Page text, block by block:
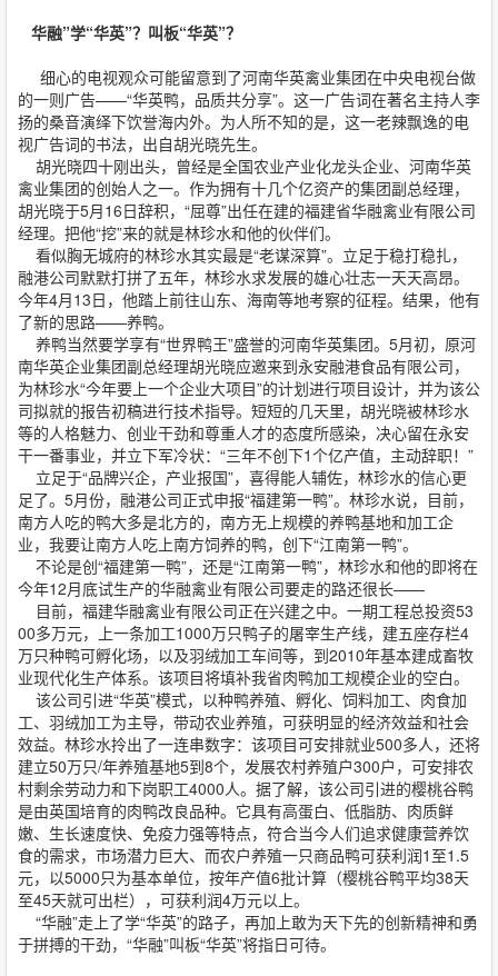
华融”学“华英”？叫板“华英”？
细心的电视观众可能留意到了河南华英禽业集团在中央电视台做
的一则广告——“华英鸭，品质共分享”。这一广告词在著名主持人李
扬的桑音演绎下饮誉海内外。为人所不知的是，这一老辣飘逸的电
视广告词的书法，出自胡光晓先生。
胡光晓四十刚出头，曾经是全国农业产业化龙头企业、河南华英
禽业集团的创始人之一。作为拥有十几个亿资产的集团副总经理，
胡光晓于5月16日辞积，“屈尊”出任在建的福建省华融禽业有限公司
经理。把他“挖”来的就是林珍水和他的伙伴们。
看似胸无城府的林珍水其实最是“老谋深算”。立足于稳打稳扎，
融港公司默默打拼了五年，林珍水求发展的雄心壮志一天天高昂。
今年4月13日，他踏上前往山东、海南等地考察的征程。结果，他有
了新的思路——养鸭。
养鸭当然要学享有“世界鸭王”盛誉的河南华英集团。5月初，原河
南华英企业集团副总经理胡光晓应邀来到永安融港食品有限公司，
为林珍水“今年要上一个企业大项目”的计划进行项目设计，并为该公
司拟就的报告初稿进行技术指导。短短的几天里，胡光晓被林珍水
等的人格魅力、创业干劲和尊重人才的态度所感染，决心留在永安
干一番事业，并立下军冷状：“三年不创下1个亿产值，主动辞职！”
立足于“品牌兴企，产业报国”，喜得能人辅佐，林珍水的信心更
足了。5月份，融港公司正式申报“福建第一鸭”。林珍水说，目前，
南方人吃的鸭大多是北方的，南方无上规模的养鸭基地和加工企
业，我要让南方人吃上南方饲养的鸭，创下“江南第一鸭”。
不论是创“福建第一鸭”，还是“江南第一鸭”，林珍水和他的即将在
今年12月底试生产的华融禽业有限公司要走的路还很长——
目前，福建华融禽业有限公司正在兴建之中。一期工程总投资53
00多万元，上一条加工1000万只鸭子的屠宰生产线，建五座存栏4
万只种鸭可孵化场，以及羽绒加工车间等，到2010年基本建成畜牧
业现代化生产体系。该项目将填补我省肉鸭加工规模企业的空白。
该公司引进“华英”模式，以种鸭养殖、孵化、饲料加工、肉食加
工、羽绒加工为主导，带动农业养殖，可获明显的经济效益和社会
效益。林珍水拎出了一连串数字：该项目可安排就业500多人，还将
建立50万只/年养殖基地5到8个，发展农村养殖户300户，可安排农
村剩余劳动力和下岗职工4000人。据了解，该公司引进的樱桃谷鸭
是由英国培育的肉鸭改良品种。它具有高蛋白、低脂肪、肉质鲜
嫩、生长速度快、免疫力强等特点，符合当今人们追求健康营养饮
食的需求，市场潜力巨大、而农户养殖一只商品鸭可获利润1至1.5
元，以5000只为基本单位，按年产值6批计算（樱桃谷鸭平均38天
至45天就可出栏），可获利润4万元以上。
“华融”走上了学“华英”的路子，再加上敢为天下先的创新精神和勇
于拼搏的干劲，“华融”叫板“华英”将指日可待。